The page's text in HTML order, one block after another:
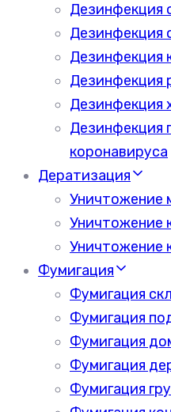
Дезинфекция
Дезинфекция
Дезинфекция
Дезинфекция
Дезинфекция
Дезинфекция
коронавируса
Дератизация
Уничтожение
Уничтожение
Уничтожение
Фумигация
Фумигация
Фумигация
Фумигация
Фумигация
Фумигация